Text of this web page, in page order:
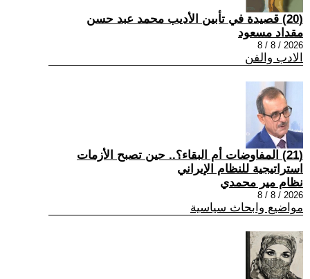
(20) قصيدة في تأبين الأديب محمد عبد حسن
مقداد مسعود
2026 / 8 / 8
الادب والفن
(21) المفاوضات أم البقاء؟.. حين تصبح الأزمات
استراتيجية للنظام الإيراني
نظام مير محمدي
2026 / 8 / 8
مواضيع وابحاث سياسية